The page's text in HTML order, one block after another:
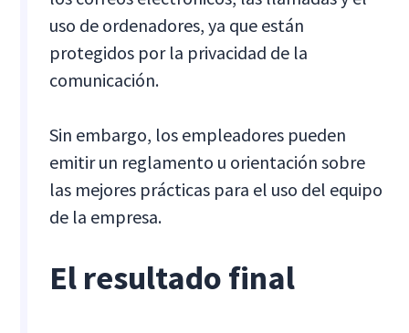
uso de ordenadores, ya que están
protegidos por la privacidad de la
comunicación.
Sin embargo, los empleadores pueden
emitir un reglamento u orientación sobre
las mejores prácticas para el uso del equipo
de la empresa.
El resultado final